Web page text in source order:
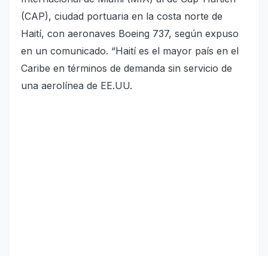
(CAP), ciudad portuaria en la costa norte de
Haití, con aeronaves Boeing 737, según expuso
en un comunicado. “Haití es el mayor país en el
Caribe en términos de demanda sin servicio de
una aerolínea de EE.UU.